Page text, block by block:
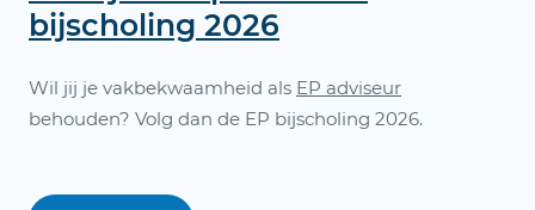
bijscholing 2026
Wil jij je vakbekwaamheid als EP adviseur
behouden? Volg dan de EP bijscholing 2026.